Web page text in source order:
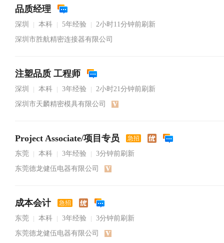
品质经理
深圳 本科 5年经验
2小时11分钟前刷新
深圳市胜航精密连接器有限公司
注塑品质 工程师
深圳 本科 3年经验
2小时21分钟前刷新
深圳市天麟精密模具有限公司
Project Associate/项目专员 急招
东莞 本科 3年经验
3分钟前刷新
东莞德龙健伍电器有限公司
成本会计 急招
东莞 本科 3年经验
3分钟前刷新
东莞德龙健伍电器有限公司